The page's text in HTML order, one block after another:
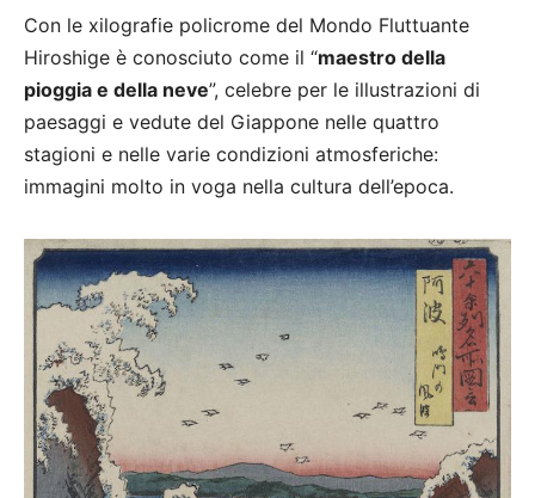
Con le xilografie policrome del Mondo Fluttuante
Hiroshige è conosciuto come il “maestro della
pioggia e della neve”, celebre per le illustrazioni di
paesaggi e vedute del Giappone nelle quattro
stagioni e nelle varie condizioni atmosferiche:
immagini molto in voga nella cultura dell’epoca.